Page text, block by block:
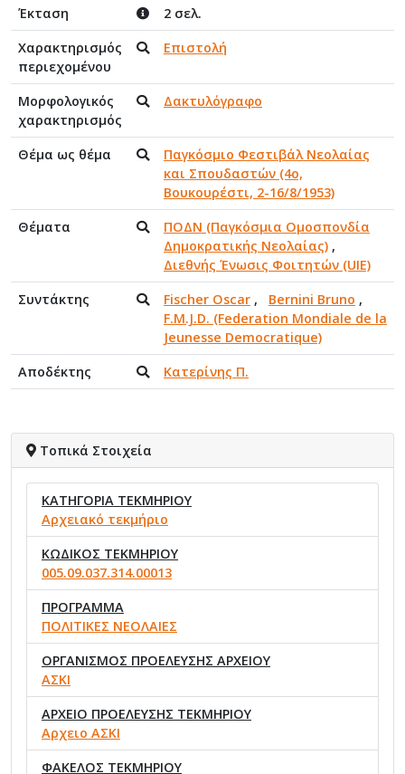
Έκταση
2 σελ.
Χαρακτηρισμός
περιεχομένου
Επιστολή
Μορφολογικός
χαρακτηρισμός
Δακτυλόγραφο
Θέμα ως θέμα
Παγκόσμιο Φεστιβάλ Νεολαίας
και Σπουδαστών (4ο,
Βουκουρέστι, 2-16/8/1953)
Θέματα
ΠΟΔΝ (Παγκόσμια Ομοσπονδία
Δημοκρατικής Νεολαίας) ,
Διεθνής Ένωσις Φοιτητών (UIE)
Συντάκτης
Fischer Oscar , Bernini Bruno ,
F.M.J.D. (Federation Mondiale de la
Jeunesse Democratique)
Αποδέκτης
Κατερίνης Π.
Τοπικά Στοιχεία
ΚΑΤΗΓΟΡΙΑ ΤΕΚΜΗΡΙΟΥ
Αρχειακό τεκμήριο
ΚΩΔΙΚΟΣ ΤΕΚΜΗΡΙΟΥ
005.09.037.314.00013
ΠΡΟΓΡΑΜΜΑ
ΠΟΛΙΤΙΚΕΣ ΝΕΟΛΑΙΕΣ
ΟΡΓΑΝΙΣΜΟΣ ΠΡΟΕΛΕΥΣΗΣ ΑΡΧΕΙΟΥ
ΑΣΚΙ
ΑΡΧΕΙΟ ΠΡΟΕΛΕΥΣΗΣ ΤΕΚΜΗΡΙΟΥ
Αρχειο ΑΣΚΙ
ΦΑΚΕΛΟΣ ΤΕΚΜΗΡΙΟΥ